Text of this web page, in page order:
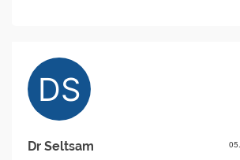
Dr Seltsam